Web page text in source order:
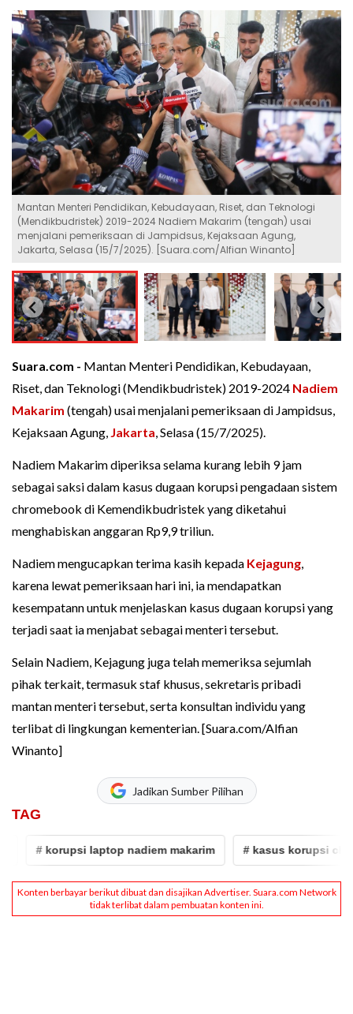
Mantan Menteri Pendidikan, Kebudayaan, Riset, dan Teknologi
(Mendikbudristek) 2019-2024 Nadiem Makarim (tengah) usai
menjalani pemeriksaan di Jampidsus, Kejaksaan Agung,
Jakarta, Selasa (15/7/2025). [Suara.com/Alfian Winanto]
Suara.com - Mantan Menteri Pendidikan, Kebudayaan,
Riset, dan Teknologi (Mendikbudristek) 2019-2024 Nadiem
Makarim (tengah) usai menjalani pemeriksaan di Jampidsus,
Kejaksaan Agung, Jakarta, Selasa (15/7/2025).
Nadiem Makarim diperiksa selama kurang lebih 9 jam
sebagai saksi dalam kasus dugaan korupsi pengadaan sistem
chromebook di Kemendikbudristek yang diketahui
menghabiskan anggaran Rp9,9 triliun.
Nadiem mengucapkan terima kasih kepada Kejagung,
karena lewat pemeriksaan hari ini, ia mendapatkan
kesempatann untuk menjelaskan kasus dugaan korupsi yang
terjadi saat ia menjabat sebagai menteri tersebut.
Selain Nadiem, Kejagung juga telah memeriksa sejumlah
pihak terkait, termasuk staf khusus, sekretaris pribadi
mantan menteri tersebut, serta konsultan individu yang
terlibat di lingkungan kementerian. [Suara.com/Alfian
Winanto]
Jadikan Sumber Pilihan
TAG
laptop nadiem makarim # kasus korupsi chromebook